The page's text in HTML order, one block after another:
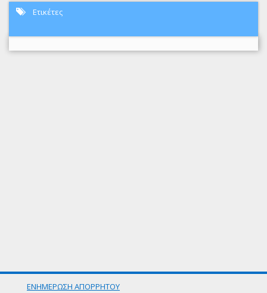
Ετικέτες
ΕΝΗΜΕΡΩΣΗ ΑΠΟΡΡΗΤΟΥ